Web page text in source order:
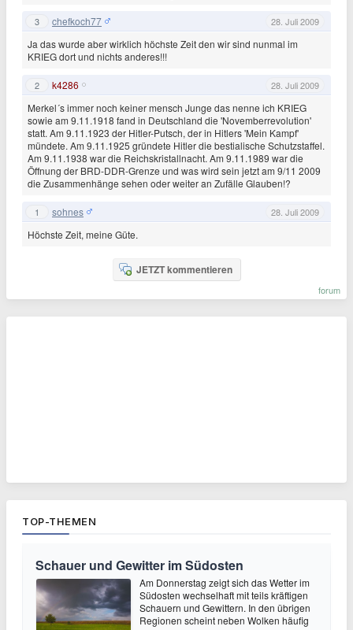
3 chefkoch77 28. Juli 2009
Ja das wurde aber wirklich höchste Zeit den wir sind nunmal im
KRIEG dort und nichts anderes!!!
2 k4286 28. Juli 2009
Merkel´s immer noch keiner mensch Junge das nenne ich KRIEG
sowie am 9.11.1918 fand in Deutschland die 'Novemberrevolution'
statt. Am 9.11.1923 der Hitler-Putsch, der in Hitlers 'Mein Kampf'
mündete. Am 9.11.1925 gründete Hitler die bestialische Schutzstaffel.
Am 9.11.1938 war die Reichskristallnacht. Am 9.11.1989 war die
Öffnung der BRD-DDR-Grenze und was wird sein jetzt am 9/11 2009
die Zusammenhänge sehen oder weiter an Zufälle Glauben!?
1 sohnes 28. Juli 2009
Höchste Zeit, meine Güte.
JETZT kommentieren
forum
TOP-THEMEN
Schauer und Gewitter im Südosten
Am Donnerstag zeigt sich das Wetter im
Südosten wechselhaft mit teils kräftigen
Schauern und Gewittern. In den übrigen
Regionen scheint neben Wolken häufig